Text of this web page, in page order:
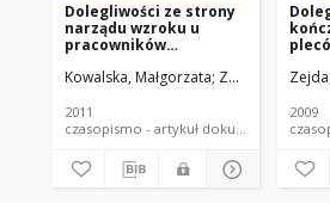
Dolegliwości ze strony
narządu wzroku u
pracowników
zatrudnionych na
stanowiskach pracy
Kowalska, Małgorzata Zejda, Jan E.
2011
czasopismo - artykuł dokument
2009